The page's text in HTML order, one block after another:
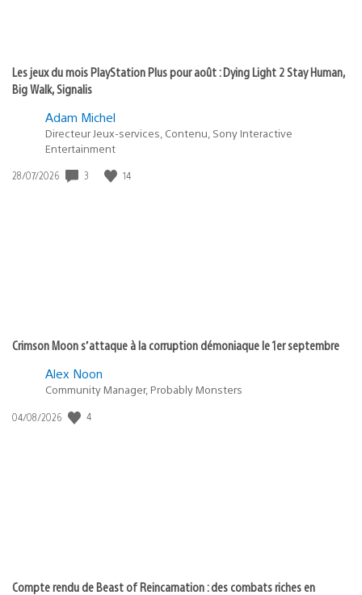
Les jeux du mois PlayStation Plus pour août : Dying Light 2 Stay Human,
Big Walk, Signalis
Adam Michel
Directeur Jeux-services, Contenu, Sony Interactive
Entertainment
Date
28/07/2026 3 14
Crimson Moon s’attaque à la corruption démoniaque le 1er septembre
Alex Noon
Community Manager, Probably Monsters
Date
04/08/2026 4
Compte rendu de Beast of Reincarnation : des combats riches en